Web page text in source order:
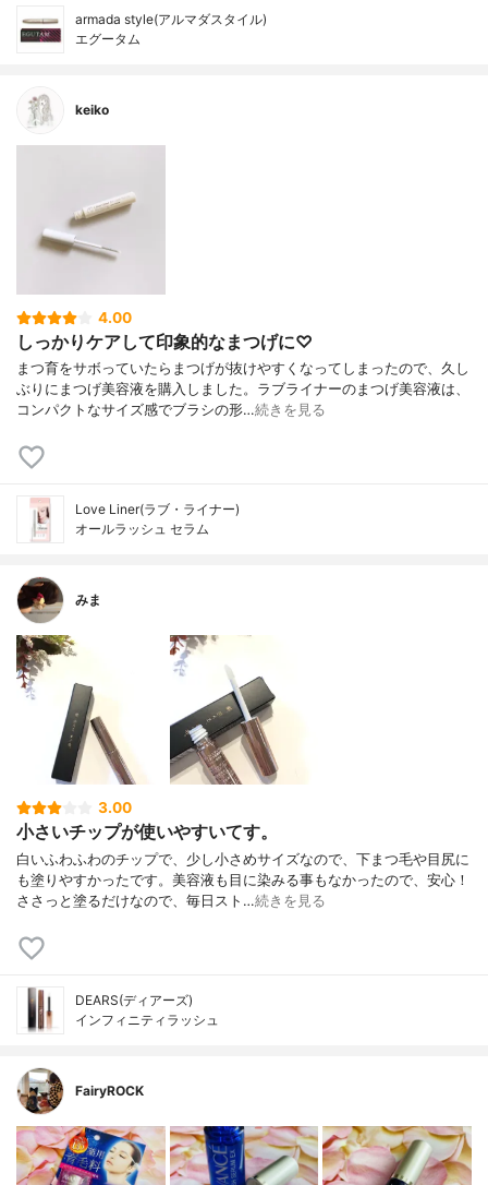
armada style(アルマダスタイル)
エグータム
keiko
4.00
しっかりケアして印象的なまつげに♡
まつ育をサボっていたらまつげが抜けやすくなってしまったので、久し
ぶりにまつげ美容液を購入しました。ラブライナーのまつげ美容液は、
コンパクトなサイズ感でブラシの形…続きを見る
Love Liner(ラブ・ライナー)
オールラッシュ セラム
みま
3.00
小さいチップが使いやすいてす。
白いふわふわのチップで、少し小さめサイズなので、下まつ毛や目尻に
も塗りやすかったです。美容液も目に染みる事もなかったので、安心！
ささっと塗るだけなので、毎日スト…続きを見る
DEARS(ディアーズ)
インフィニティラッシュ
FairyROCK